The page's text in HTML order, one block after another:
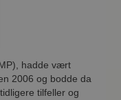
hadde vært
2006 og bodde da
tilfeller og